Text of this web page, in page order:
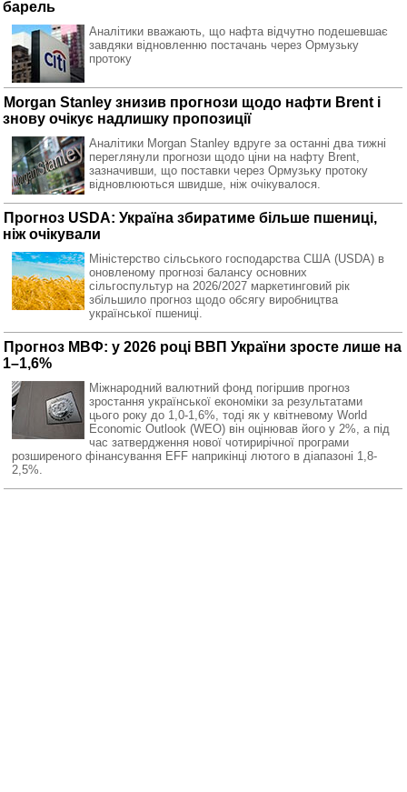
барель
Аналітики вважають, що нафта відчутно подешевшає
завдяки відновленню постачань через Ормузьку
протоку
Morgan Stanley знизив прогнози щодо нафти Brent і
знову очікує надлишку пропозиції
Аналітики Morgan Stanley вдруге за останні два тижні
переглянули прогнози щодо ціни на нафту Brent,
зазначивши, що поставки через Ормузьку протоку
відновлюються швидше, ніж очікувалося.
Прогноз USDA: Україна збиратиме більше пшениці,
ніж очікували
Міністерство сільського господарства США (USDA) в
оновленому прогнозі балансу основних
сільгоспультур на 2026/2027 маркетинговий рік
збільшило прогноз щодо обсягу виробництва
української пшениці.
Прогноз МВФ: у 2026 році ВВП України зросте лише на
1–1,6%
Міжнародний валютний фонд погіршив прогноз
зростання української економіки за результатами
цього року до 1,0-1,6%, тоді як у квітневому World
Economic Outlook (WEO) він оцінював його у 2%, а під
час затвердження нової чотирирічної програми
розширеного фінансування EFF наприкінці лютого в діапазоні 1,8-
2,5%.